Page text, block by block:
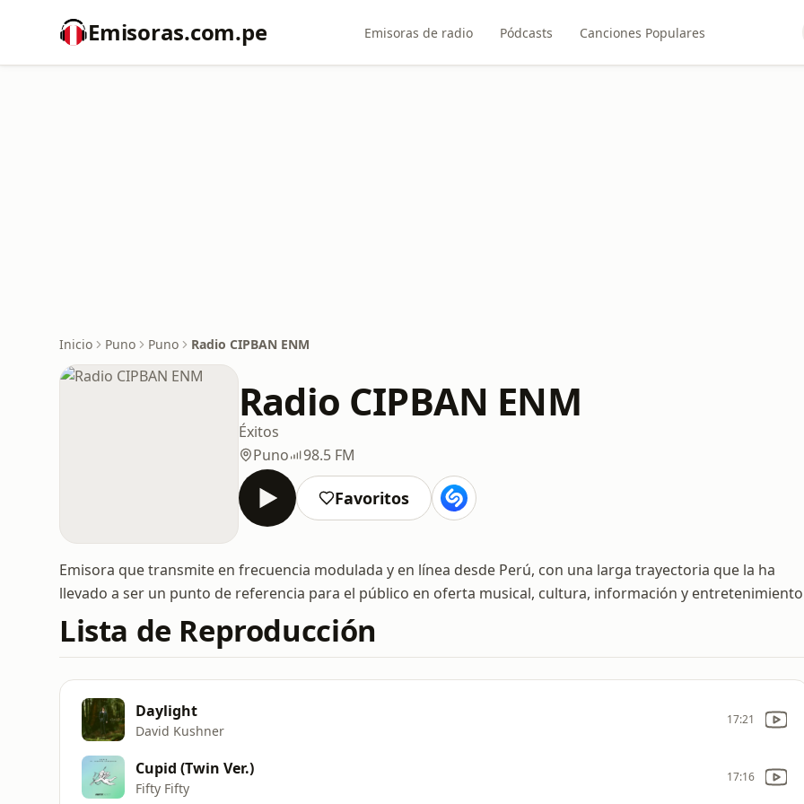
Emisoras.com.pe Emisoras de radio Pódcasts Canciones Populares
Inicio Puno Puno Radio CIPBAN ENM
Radio CIPBAN ENM
Éxitos
Puno
98.5 FM
Favoritos
Emisora que transmite en frecuencia modulada y en línea desde Perú, con una larga trayectoria que la ha
llevado a ser un punto de referencia para el público en oferta musical, cultura, información y
Lista de Reproducción
Daylight
David Kushner
17:21
Cupid (Twin Ver.)
Fifty Fifty
17:16